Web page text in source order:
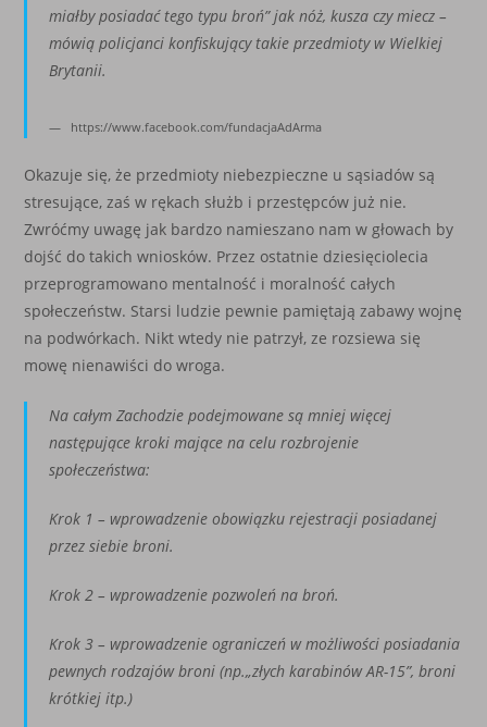
miałby posiadać tego typu broń” jak nóż, kusza czy miecz –
mówią policjanci konﬁskujący takie przedmioty w Wielkiej
Brytanii.
https://www.facebook.com/fundacjaAdArma
Okazuje się, że przedmioty niebezpieczne u sąsiadów są
stresujące, zaś w rękach służb i przestępców już nie.
Zwróćmy uwagę jak bardzo namieszano nam w głowach by
dojść do takich wniosków. Przez ostatnie dziesięciolecia
przeprogramowano mentalność i moralność całych
społeczeństw. Starsi ludzie pewnie pamiętają zabawy wojnę
na podwórkach. Nikt wtedy nie patrzył, ze rozsiewa się
mowę nienawiści do wroga.
Na całym Zachodzie podejmowane są mniej więcej
następujące kroki mające na celu rozbrojenie
społeczeństwa:
Krok 1 – wprowadzenie obowiązku rejestracji posiadanej
przez siebie broni.
Krok 2 – wprowadzenie pozwoleń na broń.
Krok 3 – wprowadzenie ograniczeń w możliwości posiadania
pewnych rodzajów broni (np.„złych karabinów AR-15”, broni
krótkiej itp.)